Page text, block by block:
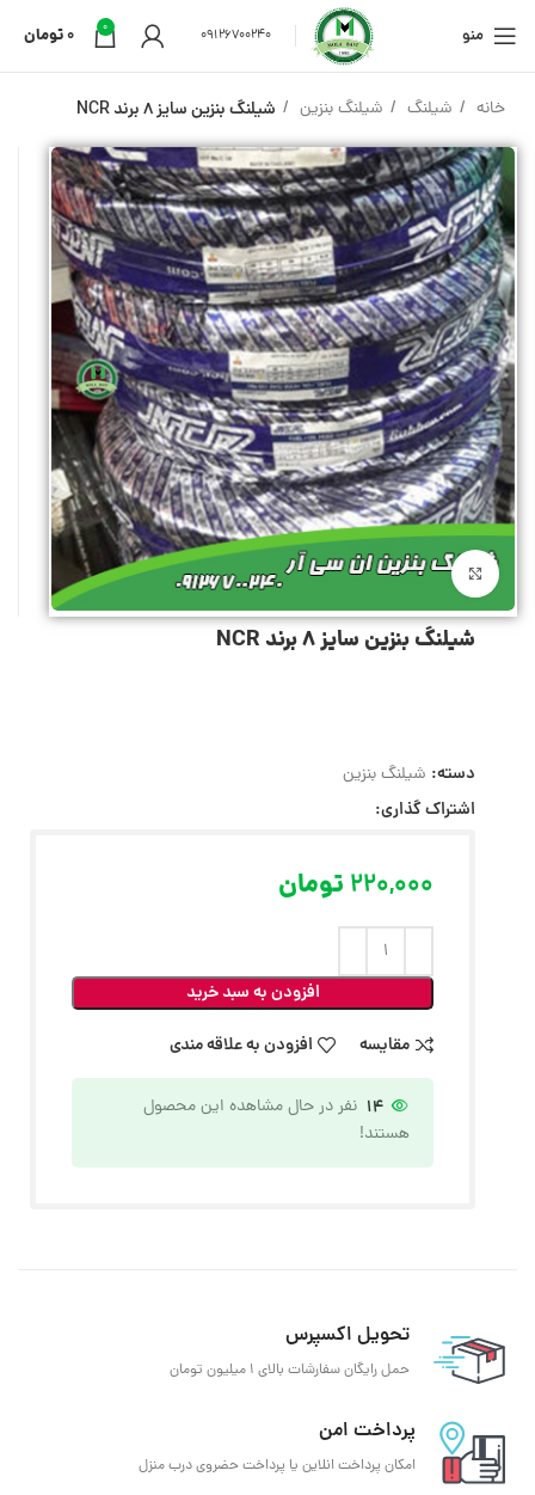
منو 09126700240
0
0تومان
خانه شیلنگ شیلنگ بنزین شیلنگ بنزین سایز 8 برند NCR
بزرگنمایی تصویر
شیلنگ بنزین سایز 8 برند NCR
دسته: شیلنگ بنزین
اشتراک گذاری:
220,000 تومان
افزودن به سبد خرید
مقایسه
افزودن به علاقه مندی
14 نفر در حال مشاهده این محصول
هستند!
تحویل اکسپرس
حمل رایگان سفارشات بالای 1 میلیون تومان
پرداخت امن
امکان پرداخت انلاین یا پرداخت حضروی درب منزل